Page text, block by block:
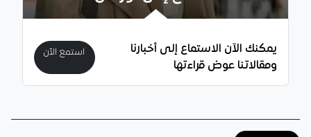
يمكنك الآن الاستماع إلى أخبارنا
ومقالاتنا عوض قراءتها
استمع الآن